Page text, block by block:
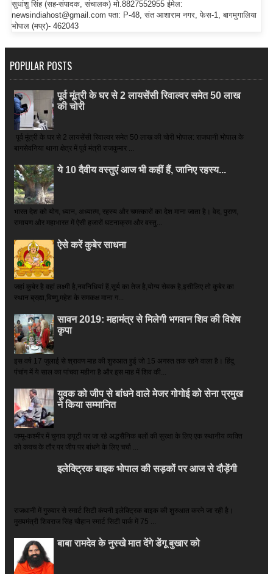
सुधांशु सिंह (सह-संपादक, संचालक) मो.8827552955 ईमेल:
newsindiahost@gmail.com पता: P-48, संत आशाराम नगर, फेस-1, बागमुगालिया
भोपाल (मप्र)- 462043
POPULAR POSTS
पूर्व मूंत्री के घर से 2 लायसेंसी रिवाल्वर समेत 50 लाख
की चोरी
पूर्व मूंत्री के घर से 2 लायसेंसी रिवाल्वर समेत 50 लाख की चोरी भोपाल: राजधानी भोपाल के
बागसेवनिया थाना क्षेत्र में पूर्व मंत्री राजकुमार ...
ये 10 दैवीय वस्तुएं आज भी कहीं हैं, जानिए रहस्य...
भारत देश को योग, ध्यान, अध्यात्म, रहस्य और चमत्कारों का देश माना जाता है। वेद, पुराण,
रामायण और महाभारत में ऐसी हजारों घटनाक्रम और वस्तु...
ऐसे करें कुबेर साधना
जहां कुबेर है­ वहां लक्ष्मी है,नवनिधियां हैं,सूर्य का तेज है,योग्य सेवक है,इसीलिए तो कुबेर का
स्थान ब्रह्मा,विष्णु,महेश के समकक्ष माना ग...
सावन 2019: महामंत्र से मिलेगी भगवान शिव की विशेष
कृपा
इस वर्ष 17 जुलाई से श्रावण माह की शुरुआत हुई जो 15 अगस्त तक रहने वाला है। हिंदू
पंचांग में ये साल का पांचवा महीना है और इस माह में शिव की...
युवक को जीप से बांधने वाले मेजर गोगोई को सेना प्रमुख
ने किया सम्‍मानित
जम्मू-कश्मीर में चुनाव ड्यूटी पर जा रहे अद्धसैनिक बलों की सुरक्षा के लिए एक स्थानीय व्यक्ति
को कवच के तौर पर जीप पर बांधने के लिए चर्चा ...
इलेक्ट्रिक बाइक भोपाल की सड़कों पर आज से दौड़ेंगी
राजधानी में गुरुवार से स्मार्ट सिटी कंपनी इलेक्ट्रिक बाइक की शुरुआत करने जा रही है।
मुख्यमंत्री शिवराज सिंह चौहान स्मार्ट सिटी पार्क में 75 ...
बाबा रामदेव के नुस्खे मात देंगे डेंगू बुखार को